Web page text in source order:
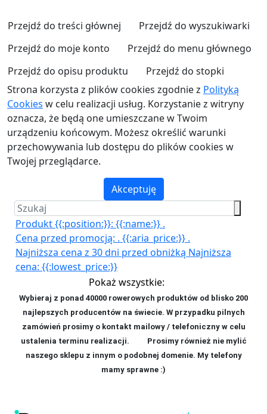
Przejdź do treści głównej
Przejdź do wyszukiwarki
Przejdź do moje konto
Przejdź do menu głównego
Przejdź do opisu produktu
Przejdź do stopki
Strona korzysta z plików cookies zgodnie z Polityką
Cookies w celu realizacji usług. Korzystanie z witryny
oznacza, że będą one umieszczane w Twoim
urządzeniu końcowym. Możesz określić warunki
przechowywania lub dostępu do plików cookies w
Twojej przeglądarce.
Akceptuję
Produkt {{:position:}}: {{:name:}} .
Cena przed promocją: . {{:aria_price:}} .
Najniższa cena z 30 dni przed obniżką Najniższa
cena: {{:lowest_price:}}
Pokaż wszystkie:
Wybieraj z ponad 40000 rowerowych produktów od blisko 200
najlepszych producentów na świecie. W przypadku pilnych
zamówień prosimy o kontakt mailowy / telefoniczny w celu
ustalenia terminu realizacji. Prosimy również nie mylić
naszego sklepu z innym o podobnej domenie. My telefony
mamy sprawne :)